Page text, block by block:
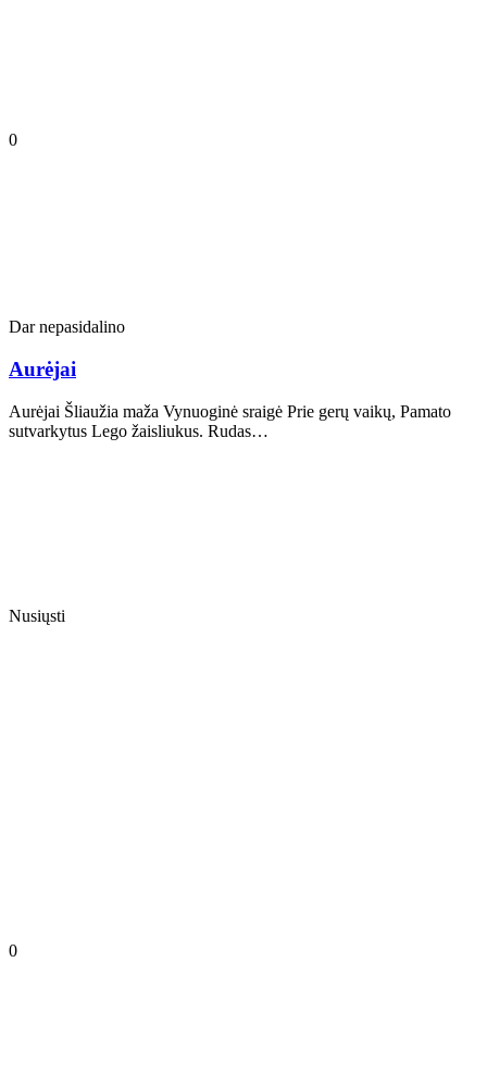
0
Dar nepasidalino
Aurėjai
Aurėjai Šliaužia maža Vynuoginė sraigė Prie gerų vaikų, Pamato
sutvarkytus Lego žaisliukus. Rudas…
Nusiųsti
0